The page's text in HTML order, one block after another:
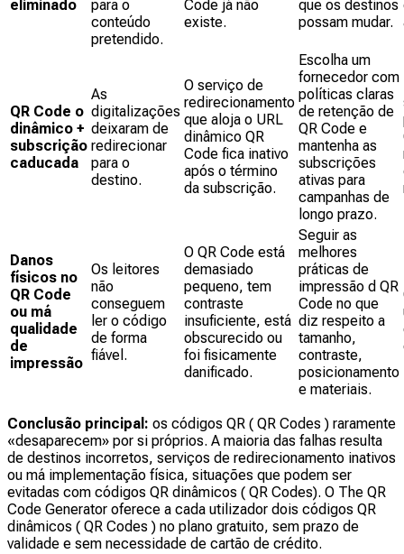
eliminado
para o
conteúdo
pretendido.
Code já não
existe.
que os destinos
possam mudar.
QR Code o
dinâmico +
subscrição
caducada
As
digitalizações
deixaram de
redirecionar
para o
destino.
O serviço de
redirecionamento
que aloja o URL
dinâmico QR
Code fica inativo
após o término
da subscrição.
Escolha um
fornecedor com
políticas claras
de retenção de
QR Code e
mantenha as
subscrições
ativas para
campanhas de
longo prazo.
Danos
físicos no
QR Code
ou má
qualidade
de
impressão
Os leitores
não
conseguem
ler o código
de forma
fiável.
O QR Code está
demasiado
pequeno, tem
contraste
insuficiente, está
obscurecido ou
foi fisicamente
danificado.
Seguir as
melhores
práticas de
impressão d QR
Code no que
diz respeito a
tamanho,
contraste,
posicionamento
e materiais.
Conclusão principal: os códigos QR ( QR Codes ) raramente
«desaparecem» por si próprios. A maioria das falhas resulta
de destinos incorretos, serviços de redirecionamento inativos
ou má implementação física, situações que podem ser
evitadas com códigos QR dinâmicos ( QR Codes). O The QR
Code Generator oferece a cada utilizador dois códigos QR
dinâmicos ( QR Codes ) no plano gratuito, sem prazo de
validade e sem necessidade de cartão de crédito.